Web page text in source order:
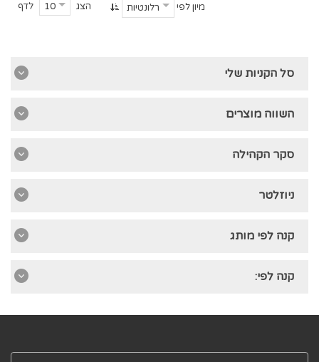
הצג 10 לדף מיון לפי רלונטיות
סל הקניות שלי
השווה מוצרים
סקר הקהילה
ניוזלטר
קנה לפי מותג
קנה לפי: